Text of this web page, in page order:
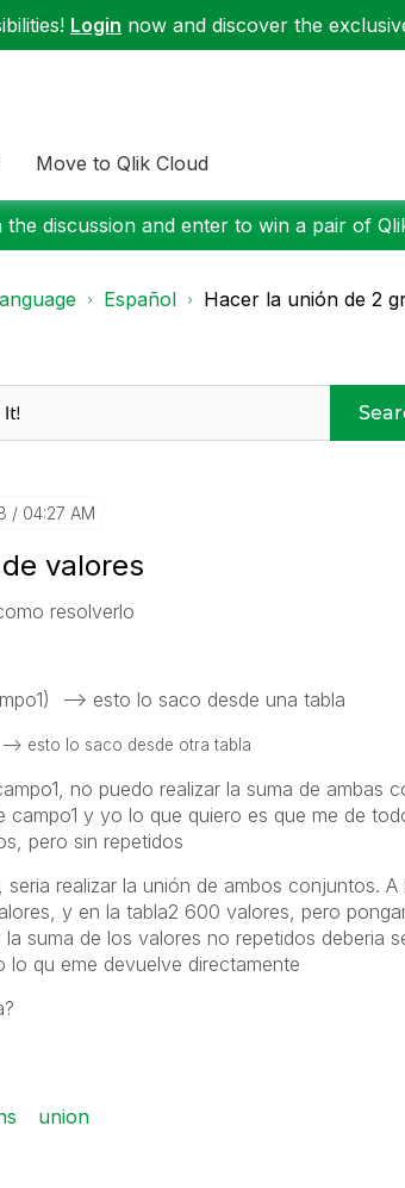
Login now and discover the
Move to Qlik Cloud
discussion and enter to win a pair of
Español Hacer la unión de 2
04:27 AM
valores
resolverlo
--> esto lo saco desde una tabla
> esto lo saco desde otra tabla
no puedo realizar la suma de ambas
campo1 y yo lo que quiero es que me de
pero sin repetidos
realizar la unión de ambos conjuntos. A
y en la tabla2 600 valores, pero
suma de los valores no repetidos deberia
lo qu eme devuelve directamente
union